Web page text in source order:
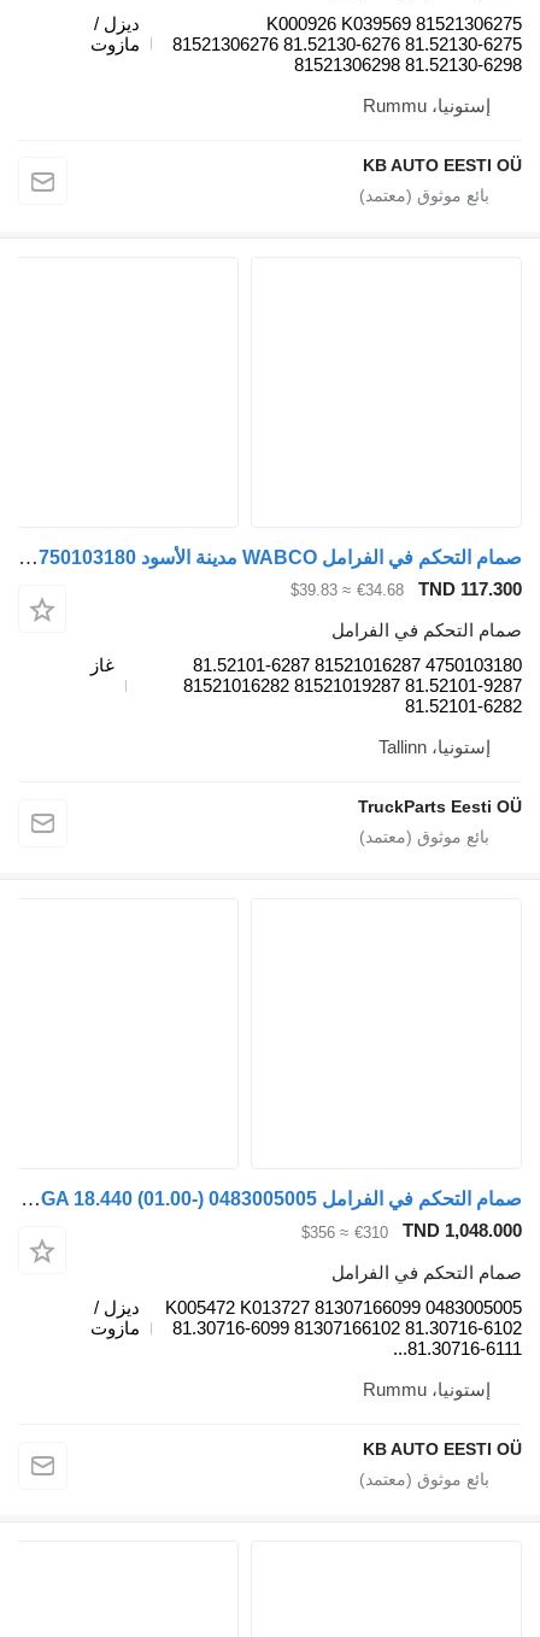
K000926 K039569
81521306276 81.52130-6276 81.52130-
81521306298 81.52130-
ديزل /
مازوت
إستونيا، Rummu
KB AUTO EESTI
صمام التحكم في الفرامل WABCO مدينة الأسود a26 (01.98-12.13) 4750103180 لـ الباصات MAN Lion's bus (1991-)
TND
€34.68
≈ $39.83
التحكم في الفرامل
4750103180 81521016287 81.52101-6287
81.52101-9287 81521019287 81521016282
81.52101-
غاز
إستونيا، Tallinn
TruckParts Eesti
صمام التحكم في الفرامل Knorr-Bremse TGA 18.440 (01.00-) 0483005005 لـ الشاحنات MAN 4-series, TGA (1993-2009)
TND
€310
≈ $356
التحكم في الفرامل
0483005005 K005472 K013727 81307166099
81.30716-6099 81307166102 81.30716-
81.30716-
ديزل /
مازوت
إستونيا، Rummu
KB AUTO EESTI